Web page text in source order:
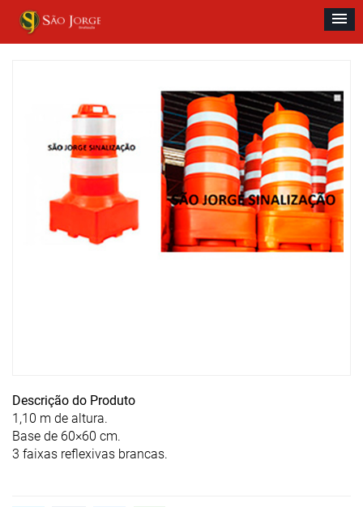
Descrição do Produto
1,10 m de altura.
Base de 60×60 cm.
3 faixas reflexivas brancas.